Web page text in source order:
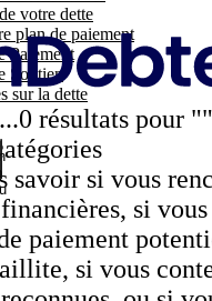
votre dette
plan de paiement
Paiement
Soutien
sur la dette
0 résultats pour "
savoir si vous
si vous
paiement
si vous